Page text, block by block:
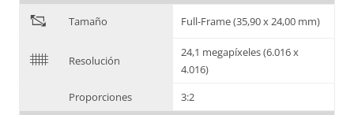
" Tamaño Full-Frame (35,90 x 24,00 mm)
$ Resolución
24,1 megapíxeles (6.016 x
4.016)
Proporciones
3:2